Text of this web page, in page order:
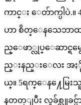
ကာင္း ေတ်ာက္ပါပဲ.။
ဟာ စိတ္ေနသေဘာထ
ည္ေဖာ္လုပ္ေဆာင္ရမွ
ည္းနည္းေလး အႏို
ယ္။ 5ရက္ေန႔ေမြ
နတတ္ျပီး လူခ်စ္လူခင္